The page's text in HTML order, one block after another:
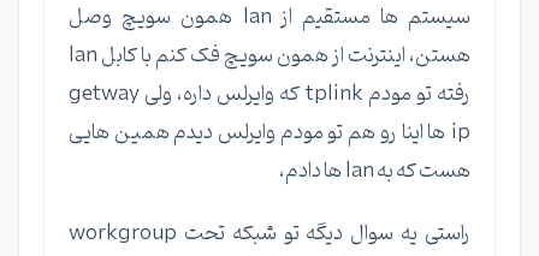
سیستم ها مستقیم از lan همون سویچ وصل
هستن، اینترنت از همون سویچ فک کنم با کابل lan
رفته تو مودم tplink که وایرلس داره، ولی getway
ip ها اینا رو هم تو مودم وایرلس دیدم همین هایی
هست که به lan ها دادم،
راستی یه سوال دیگه تو شبکه تحت workgroup